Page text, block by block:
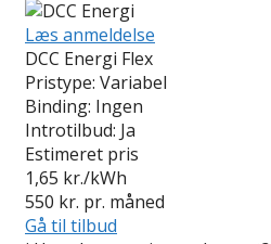
Læs anmeldelse
DCC Energi Flex
Pristype: Variabel
Binding: Ingen
Introtilbud: Ja
Estimeret pris
1,65 kr./kWh
550 kr. pr. måned
Gå til tilbud